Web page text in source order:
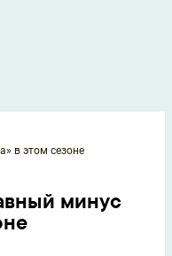
в этом сезоне
минус